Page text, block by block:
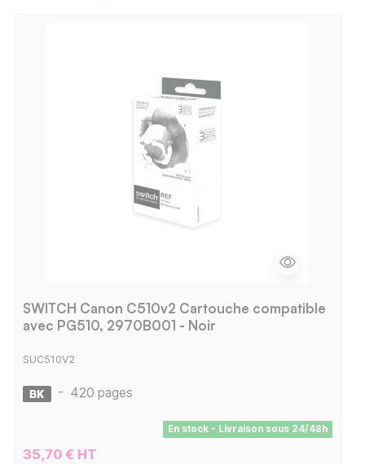
SWITCH Canon C510v2 Cartouche compatible
avec PG510, 2970B001 - Noir
SUC510V2
- 420 pages
En stock - Livraison sous 24/48h
35,70 € HT